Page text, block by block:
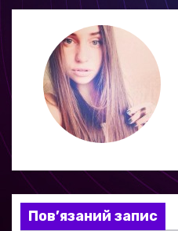
в
і
я
Пов’язаний запис